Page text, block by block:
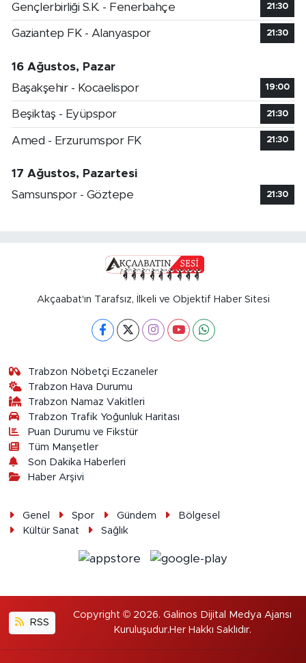
Gençlerbirliği S.K. - Fenerbahçe 21:30
Gaziantep FK - Alanyaspor 21:30
16 Ağustos, Pazar
Başakşehir - Kocaelispor
19:00
Beşiktaş - Eyüpspor 21:30
Amed - Erzurumspor FK 21:30
17 Ağustos, Pazartesi
Samsunspor - Göztepe
21:30
Akçaabat'ın Tarafsız, İlkeli ve Objektif Haber Sitesi
Trabzon Nöbetçi Eczaneler
Trabzon Hava Durumu
Trabzon Namaz Vakitleri
Trabzon Trafik Yoğunluk Haritası
Puan Durumu ve Fikstür
Tüm Manşetler
Son Dakika Haberleri
Haber Arşivi
Genel Spor Gündem
Bölgesel
Kültür Sanat
Sağlık
RSS
Copyright © 2026. Galinos Dijital Medya Ajansı
Kuruluşudur.Her Hakkı Saklıdır.